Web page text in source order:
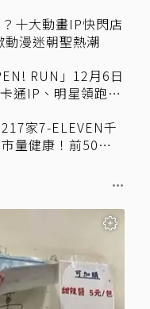
十大動畫IP快閃店
動漫迷朝聖熱潮
RUN」12月6日
通IP、明星領跑熱
家7-ELEVEN千
量健康！前50名